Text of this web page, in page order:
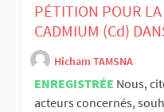
PÉTITION POUR
CADMIUM (Cd)
Hicham TAMSNA
ENREGISTRÉE Nous,
acteurs concernés,